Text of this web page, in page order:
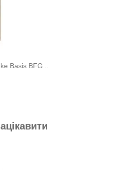
Basis BFG ..